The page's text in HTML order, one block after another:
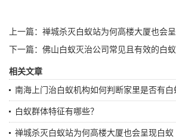
上一篇： 禅城杀灭白蚁站为何高楼大厦也会
下一篇： 佛山白蚁灭治公司常见且有效的白
相关文章
南海上门治白蚁机构如何判断家里是否有白
白蚁群体特征有哪些？
禅城杀灭白蚁站为何高楼大厦也会呈现白蚁